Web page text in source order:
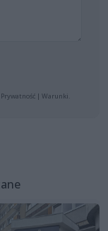
Prywatność | Warunki